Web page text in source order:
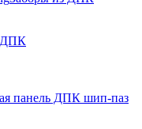
ДПК
панель ДПК шип-паз